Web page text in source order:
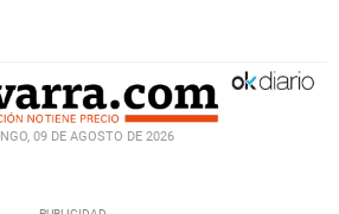
09 DE AGOSTO DE 2026